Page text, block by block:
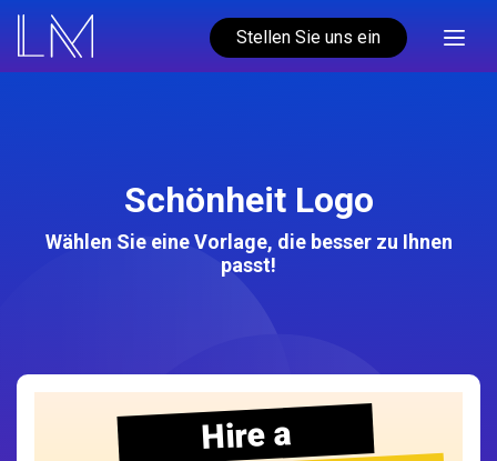
Stellen Sie uns ein
Schönheit Logo
Wählen Sie eine Vorlage, die besser zu Ihnen
passt!
Hire a